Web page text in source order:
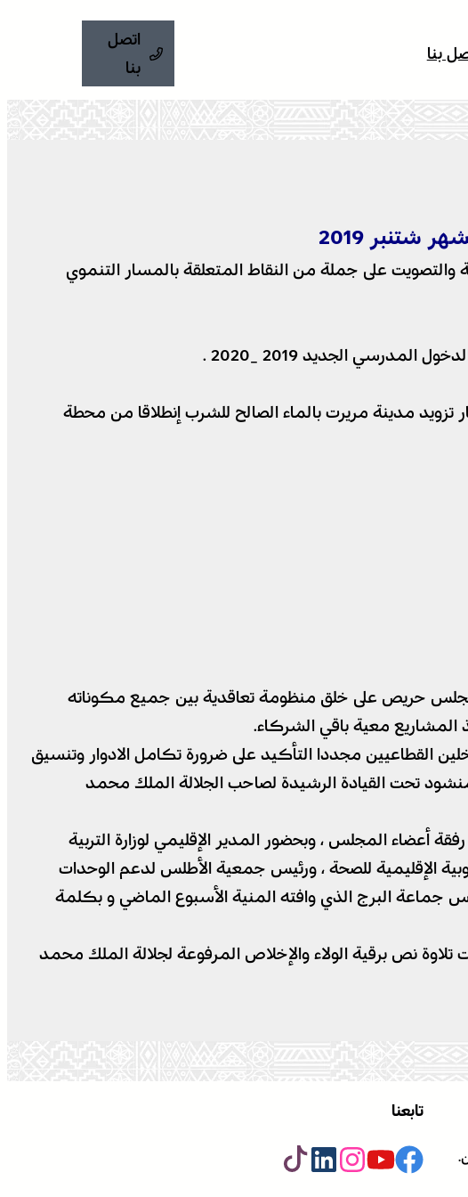
بنا
اتصل
بنا
شتنبر 2019
الإثنين ، دورته العادية لشهر شتنبر 2019 التي خصصت للدراسة والتصويت على جملة من النقاط المتعلقة بالمسار التنموي
تزويد مدينة مريرت بالماء الصالح للشرب إنطلاقا من محطة
حريص على خلق منظومة تعاقدية بين جميع مكوناته
المشاريع معية باقي الشركاء.
القطاعيين مجددا التأكيد على ضرورة تكامل الادوار وتنسيق
تحت القيادة الرشيدة لصاحب الجلالة الملك محمد
أعضاء المجلس ، وبحضور المدير الإقليمي لوزارة التربية
الإقليمية للصحة ، ورئيس جمعية الأطلس لدعم الوحدات
جماعة البرج الذي وافته المنية الأسبوع الماضي و بكلمة
نص برقية الولاء والإخلاص المرفوعة لجلالة الملك محمد
تابعنا